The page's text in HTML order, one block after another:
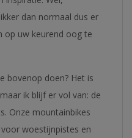
dan normaal dus er
op uw keurend oog te
bovenop doen? Het is
ik blijf er vol van: de
Onze mountainbikes
woestijnpistes en